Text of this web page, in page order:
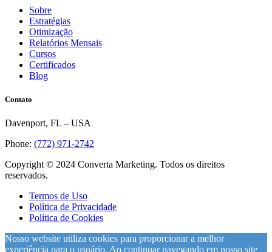
Sobre
Estratégias
Otimização
Relatórios Mensais
Cursos
Certificados
Blog
Contato
Davenport, FL – USA
Phone: (772) 971-2742
Copyright © 2024 Converta Marketing. Todos os direitos
reservados.
Termos de Uso
Política de Privacidade
Política de Cookies
Nosso website utiliza cookies para proporcionar a melhor
experiência para o usuário. Ao continuar navegando em nosso site